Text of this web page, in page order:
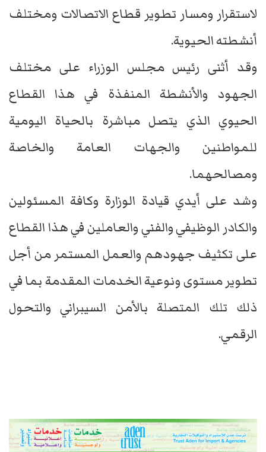
لاستقرار ومسار تطوير قطاع الاتصالات ومختلف
أنشطته الحيوية.
وقد أثنى رئيس مجلس الوزراء على مختلف
الجهود والأنشطة المنفذة في هذا القطاع
الحيوي الذي يتصل مباشرة بالحياة اليومية
للمواطنين والجهات العامة والخاصة
ومصالحهما.
وشد على أيدي قيادة الوزارة وكافة المسئولين
والكادر الوظيفي والفني والعاملين في هذا القطاع
على تكثيف جهودهم والعمل المستمر من أجل
تطوير مستوى ونوعية الخدمات المقدمة بما في
ذلك تلك المتصلة بالأمن السيبراني والتحول
الرقمي.